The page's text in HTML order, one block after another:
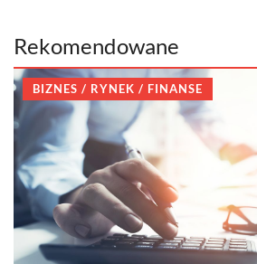
Rekomendowane
BIZNES / RYNEK / FINANSE